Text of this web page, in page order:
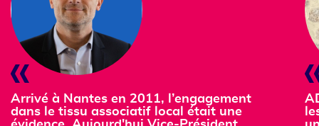
Arrivé à Nantes en 2011, l’engagement
dans le tissu associatif local était une